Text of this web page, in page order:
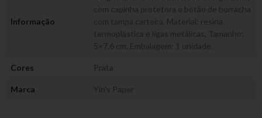
Informação
com capinha protetora e botão de borracha
com tampa carteira, Material: resina
termoplástica e ligas metálicas, Tamanho:
5×7,6 cm, Embalagem: 1 unidade.
Cores Prata
Marca Yin's Paper